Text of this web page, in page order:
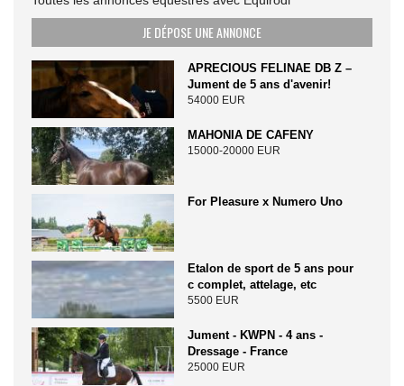
JE DÉPOSE UNE ANNONCE
APRECIOUS FELINAE DB Z –
Jument de 5 ans d'avenir!
54000 EUR
MAHONIA DE CAFENY
15000-20000 EUR
For Pleasure x Numero Uno
Etalon de sport de 5 ans pour
c complet, attelage, etc
5500 EUR
Jument - KWPN - 4 ans -
Dressage - France
25000 EUR